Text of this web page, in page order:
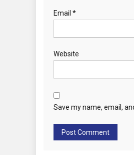
Email *
Website
Save my name, email,